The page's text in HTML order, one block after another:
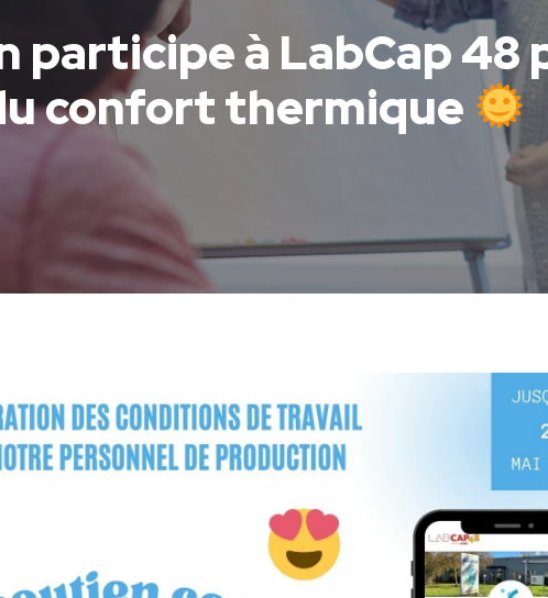
participe à LabCap 48
confort thermique